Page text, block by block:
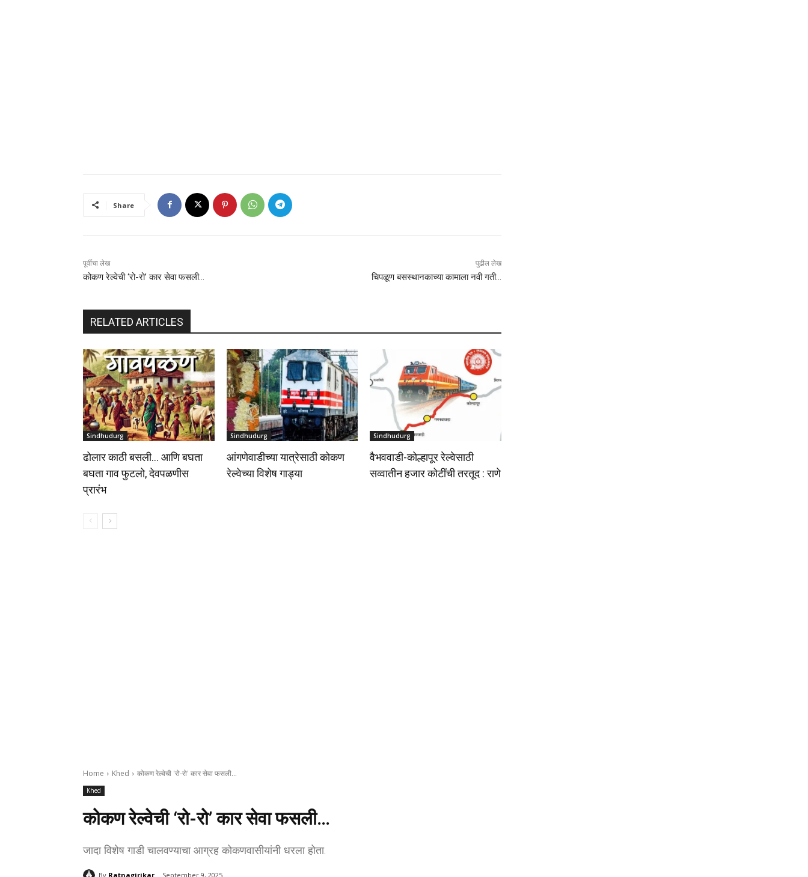
Share
पूर्वीचा लेख
कोकण रेल्वेची ‘रो-रो’ कार सेवा फसली…
पुढील लेख
चिपळूण बसस्थानकाच्या कामाला नवी गती…
RELATED ARTICLES
Sindhudurg
ढोलार काठी बसली… आणि बघता
बघता गाव फुटलो, देवपळणीस
प्रारंभ
Sindhudurg
आंगणेवाडीच्या यात्रेसाठी कोकण
रेल्वेच्या विशेष गाड्या
Sindhudurg
वैभववाडी-कोल्हापूर रेल्वेसाठी
सव्वातीन हजार कोटींची तरतूद : राणे